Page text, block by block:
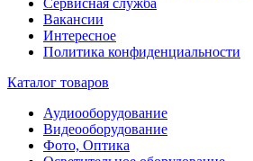
Вакансии
Интересное
Политика конфиденциальности
Каталог товаров
Аудиооборудование
Видеооборудование
Фото, Оптика